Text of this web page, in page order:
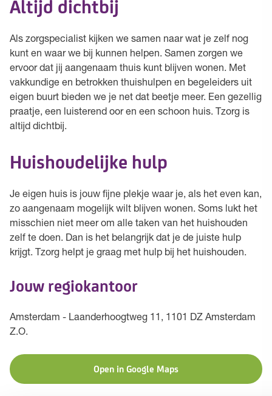
Altijd dichtbij
Als zorgspecialist kijken we samen naar wat je zelf nog
kunt en waar we bij kunnen helpen. Samen zorgen we
ervoor dat jij aangenaam thuis kunt blijven wonen. Met
vakkundige en betrokken thuishulpen en begeleiders uit
eigen buurt bieden we je net dat beetje meer. Een gezellig
praatje, een luisterend oor en een schoon huis. Tzorg is
altijd dichtbij.
Huishoudelijke hulp
Je eigen huis is jouw fijne plekje waar je, als het even kan,
zo aangenaam mogelijk wilt blijven wonen. Soms lukt het
misschien niet meer om alle taken van het huishouden
zelf te doen. Dan is het belangrijk dat je de juiste hulp
krijgt. Tzorg helpt je graag met hulp bij het huishouden.
Jouw regiokantoor
Amsterdam - Laanderhoogtweg 11, 1101 DZ Amsterdam
Z.O.
Open in Google Maps